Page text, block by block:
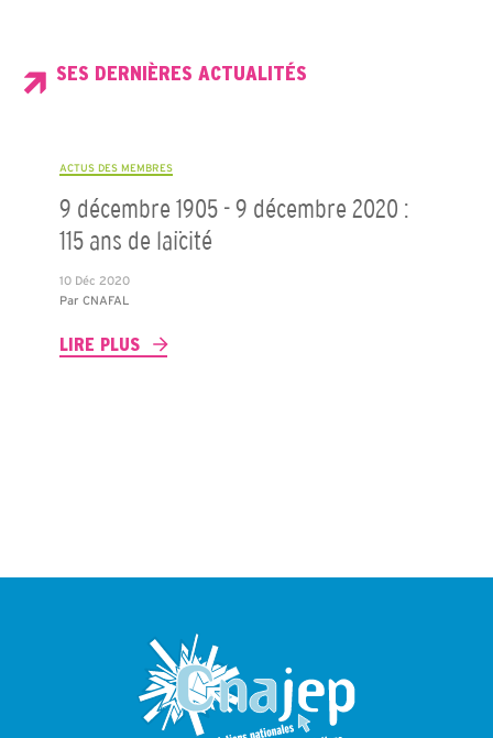
SES DERNIÈRES ACTUALITÉS
ACTUS DES MEMBRES
9 décembre 1905 - 9 décembre 2020 :
115 ans de laïcité
10 Déc 2020
Par CNAFAL
LIRE PLUS